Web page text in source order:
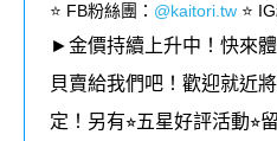
⭐️ FB粉絲團 ： @kaitori.tw ⭐️
►金價持續上升中！快來
貝賣給我們吧！歡迎就近
定！ 另有⭐︎五星好評活動⭐︎